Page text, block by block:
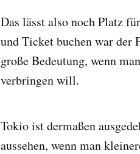
Das lässt also noch Platz
und Ticket buchen war der
große Bedeutung, wenn
verbringen will.
Tokio ist dermaßen
aussehen, wenn man